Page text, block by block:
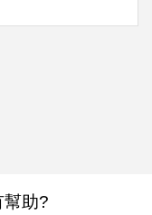
幫助?